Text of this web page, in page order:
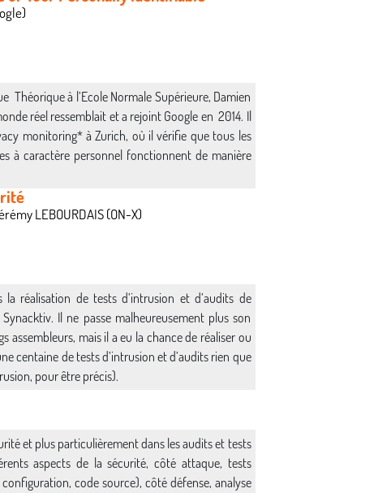
Théorique à l’Ecole Normale Supérieure, Damien
réel ressemblait et a rejoint Google en 2014. Il
monitoring* à Zurich, où il vérifie que tous les
à caractère personnel fonctionnent de manière
LEBOURDAIS (ON-X)
la réalisation de tests d’intrusion et d’audits de
Il ne passe malheureusement plus son
assembleurs, mais il a eu la chance de réaliser ou
centaine de tests d’intrusion et d’audits rien que
pour être précis).
et plus particulièrement dans les audits et tests
aspects de la sécurité, côté attaque, tests
code source), côté défense, analyse